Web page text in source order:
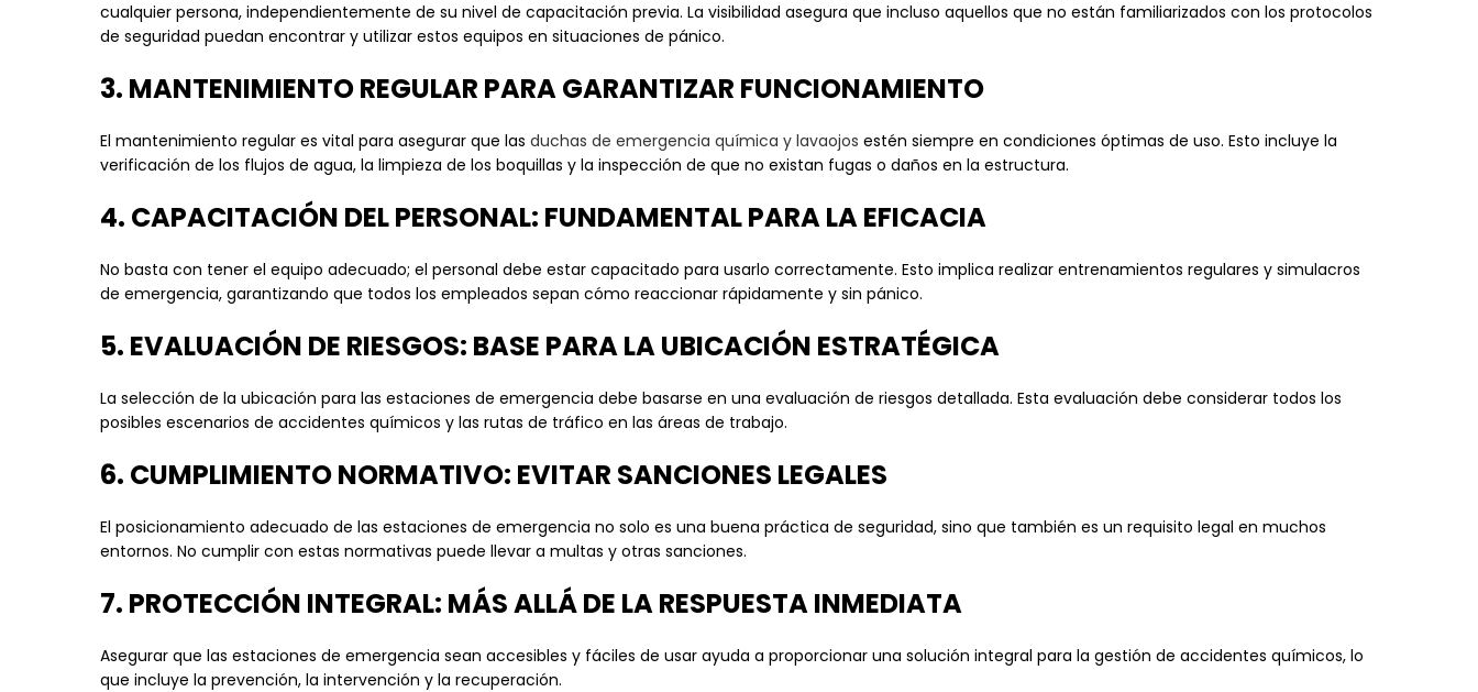
cualquier persona, independientemente de su nivel de capacitación previa. La visibilidad asegura que incluso aquellos que no están familiarizados con los protocolos
de seguridad puedan encontrar y utilizar estos equipos en situaciones de pánico.
3. MANTENIMIENTO REGULAR PARA GARANTIZAR FUNCIONAMIENTO
El mantenimiento regular es vital para asegurar que las duchas de emergencia química y lavaojos estén siempre en condiciones óptimas de uso. Esto incluye la
verificación de los flujos de agua, la limpieza de los boquillas y la inspección de que no existan fugas o daños en la estructura.
4. CAPACITACIÓN DEL PERSONAL: FUNDAMENTAL PARA LA EFICACIA
No basta con tener el equipo adecuado; el personal debe estar capacitado para usarlo correctamente. Esto implica realizar entrenamientos regulares y simulacros
de emergencia, garantizando que todos los empleados sepan cómo reaccionar rápidamente y sin pánico.
5. EVALUACIÓN DE RIESGOS: BASE PARA LA UBICACIÓN ESTRATÉGICA
La selección de la ubicación para las estaciones de emergencia debe basarse en una evaluación de riesgos detallada. Esta evaluación debe considerar todos los
posibles escenarios de accidentes químicos y las rutas de tráfico en las áreas de trabajo.
6. CUMPLIMIENTO NORMATIVO: EVITAR SANCIONES LEGALES
El posicionamiento adecuado de las estaciones de emergencia no solo es una buena práctica de seguridad, sino que también es un requisito legal en muchos
entornos. No cumplir con estas normativas puede llevar a multas y otras sanciones.
7. PROTECCIÓN INTEGRAL: MÁS ALLÁ DE LA RESPUESTA INMEDIATA
Asegurar que las estaciones de emergencia sean accesibles y fáciles de usar ayuda a proporcionar una solución integral para la gestión de accidentes químicos, lo
que incluye la prevención, la intervención y la recuperación.